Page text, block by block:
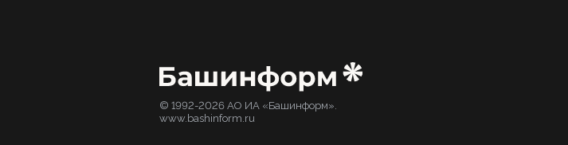
© 1992-2026 АО ИА «Башинформ».
www.bashinform.ru